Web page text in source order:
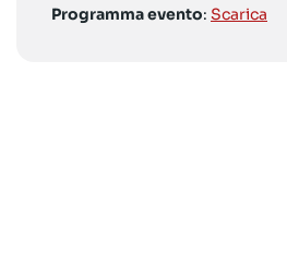
Programma evento: Scarica